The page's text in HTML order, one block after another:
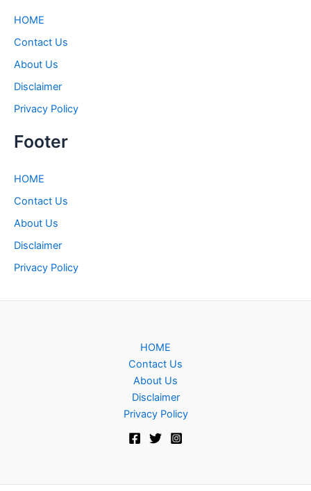
HOME
Contact Us
About Us
Disclaimer
Privacy Policy
Footer
HOME
Contact Us
About Us
Disclaimer
Privacy Policy
HOME
Contact Us
About Us
Disclaimer
Privacy Policy